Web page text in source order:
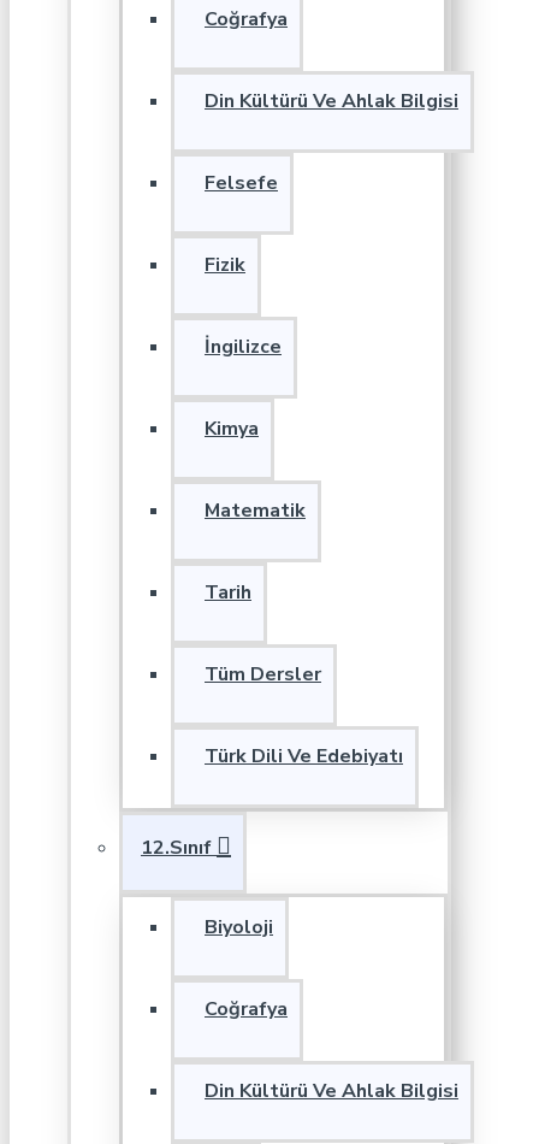
Coğrafya
Din Kültürü Ve Ahlak Bilgisi
Felsefe
Fizik
İngilizce
Kimya
Matematik
Tarih
Tüm Dersler
Türk Dili Ve Edebiyatı
12.Sınıf
Biyoloji
Coğrafya
Din Kültürü Ve Ahlak Bilgisi